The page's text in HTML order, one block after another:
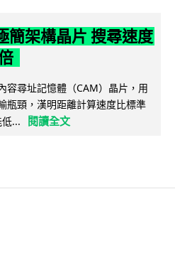
簡架構晶片 搜尋速度
容尋址記憶體（CAM）晶片，用
瓶頸，漢明距離計算速度比標準
...
閱讀全文